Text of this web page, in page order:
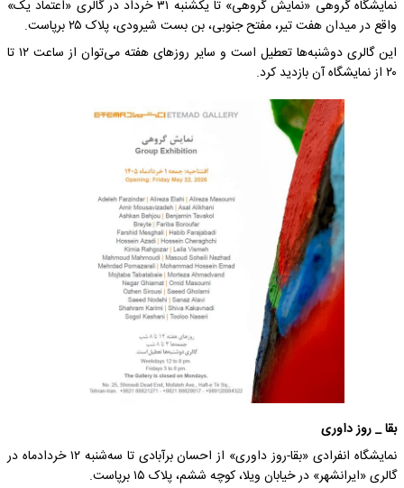
نمایشگاه گروهی «نمایش گروهی» تا یکشنبه ۳۱ خرداد در گالری «اعتماد یک»
واقع در میدان هفت تیر، مفتح جنوبی، بن بست شیرودی، پلاک ۲۵ برپاست.
این گالری دوشنبه‌ها تعطیل است و سایر روزهای هفته می‌توان از ساعت ۱۲ تا
۲۰ از نمایشگاه آن بازدید کرد.
بقا _ روز داوری
نمایشگاه انفرادی «بقا-روز داوری» از احسان برآبادی تا سه‌شنبه ۱۲ خردادماه در
گالری «ایرانشهر» در خیابان ویلا، کوچه ششم، پلاک ۱۵ برپاست.